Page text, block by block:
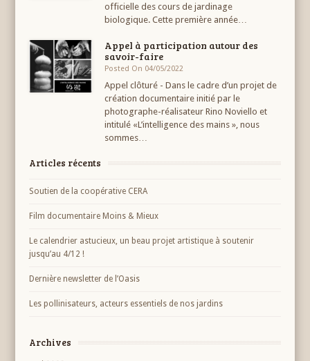
officielle des cours de jardinage
biologique. Cette première année…
Appel à participation autour des
savoir-faire
Posted On 04/05/2022
Appel clôturé - Dans le cadre d’un projet de
création documentaire initié par le
photographe-réalisateur Rino Noviello et
intitulé «L’intelligence des mains », nous
sommes…
Articles récents
Soutien de la coopérative CERA
Film documentaire Moins & Mieux
Le calendrier astucieux, un beau projet artistique à soutenir
jusqu’au 4/12 !
Dernière newsletter de l’Oasis
Les pollinisateurs, acteurs essentiels de nos jardins
Archives